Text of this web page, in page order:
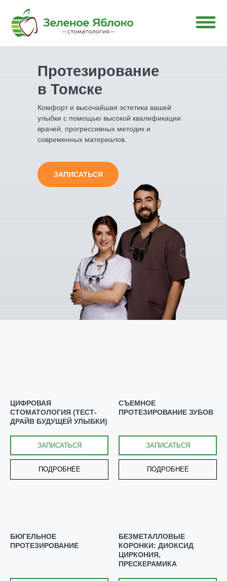
Протезирование
в Томске
Комфорт и высочайшая эстетика вашей
улыбки с помощью высокой квалификации
врачей, прогрессивных методик и
современных материалов.
ЗАПИСАТЬСЯ
ЦИФРОВАЯ
СТОМАТОЛОГИЯ (ТЕСТ-
ДРАЙВ БУДУЩЕЙ УЛЫБКИ)
ЗАПИСАТЬСЯ
ПОДРОБНЕЕ
СЪЕМНОЕ
ПРОТЕЗИРОВАНИЕ ЗУБОВ
ЗАПИСАТЬСЯ
ПОДРОБНЕЕ
БЮГЕЛЬНОЕ
ПРОТЕЗИРОВАНИЕ
БЕЗМЕТАЛЛОВЫЕ
КОРОНКИ: ДИОКСИД
ЦИРКОНИЯ,
ПРЕСКЕРАМИКА